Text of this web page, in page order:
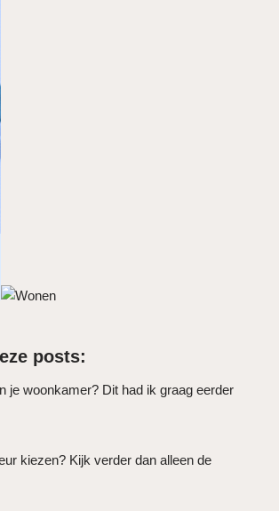
posts:
je woonkamer? Dit had ik graag eerder
kiezen? Kijk verder dan alleen de